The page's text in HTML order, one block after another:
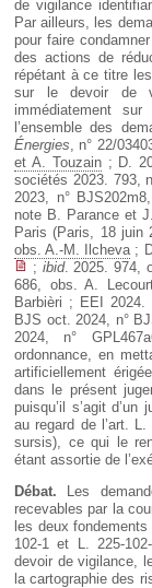
de vigilance
Par ailleurs, les
pour faire
des actions de
répétant à ce titre
sur le devoir de
immédiatement
l’ensemble des
Énergies, n° 22/
et A. Touzain; D.
sociétés 2023. 793,
2023, n°
note B. Parance et
Paris (Paris, 18 juin
obs. A.-M. Ilcheva;
; ibid. 2025. 974,
686, obs. A.
Barbièri ; EEI
BJS oct. 2024, n°
2024, n°
ordonnance, en
artificiellement
dans le présent
puisqu’il s’agit
au regard de l’art.
sursis), ce qui le
étant assortie de
Débat. Les
recevables par la
les deux
102-1 et L. 225-
devoir de vigilance,
la cartographie des